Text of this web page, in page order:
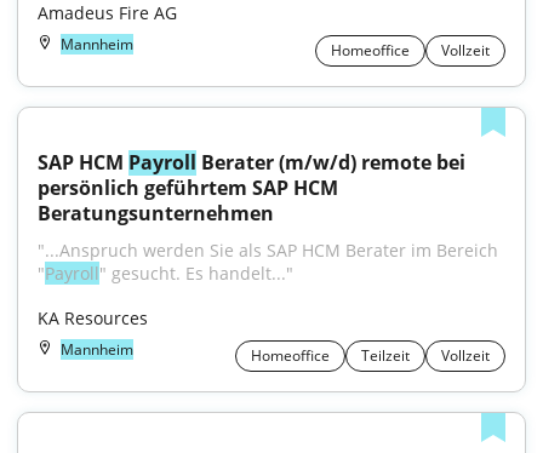
Amadeus Fire AG
Mannheim Homeoffice Vollzeit
SAP HCM Payroll Berater (m/w/d) remote bei
persönlich geführtem SAP HCM
Beratungsunternehmen
"...Anspruch werden Sie als SAP HCM Berater im Bereich
"Payroll" gesucht. Es handelt..."
KA Resources
Mannheim Homeoffice Teilzeit Vollzeit